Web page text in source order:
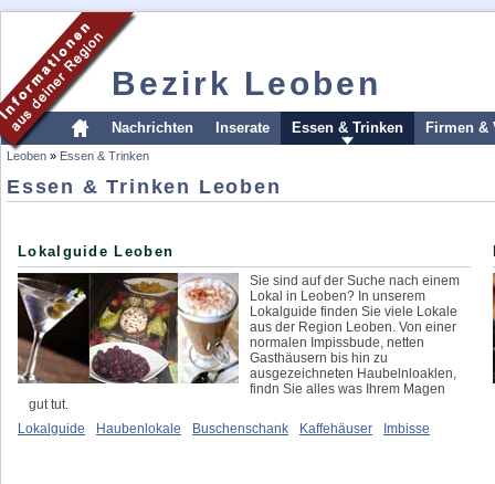
Bezirk Leoben
Nachrichten Inserate Essen & Trinken Firmen &
Leoben » Essen & Trinken
Essen & Trinken Leoben
Lokalguide Leoben
Sie sind auf der Suche nach einem
Lokal in Leoben? In unserem
Lokalguide finden Sie viele Lokale
aus der Region Leoben. Von einer
normalen Impissbude, netten
Gasthäusern bis hin zu
ausgezeichneten Haubelnloaklen,
findn Sie alles was Ihrem Magen
gut tut.
Lokalguide
Haubenlokale Buschenschank Kaffehäuser Imbisse